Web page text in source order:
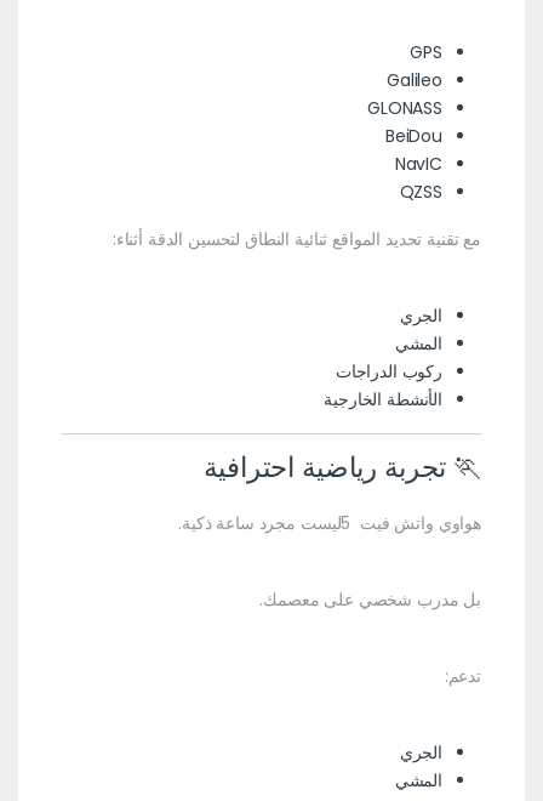
GPS
Galileo
GLONASS
BeiDou
NavIC
QZSS
مع تقنية تحديد المواقع ثنائية النطاق لتحسين الدقة أثناء:
الجري
المشي
ركوب الدراجات
الأنشطة الخارجية
🏃 تجربة رياضية احترافية
هواوي واتش فيت 5ليست مجرد ساعة ذكية.
بل مدرب شخصي على معصمك.
تدعم:
الجري
المشي